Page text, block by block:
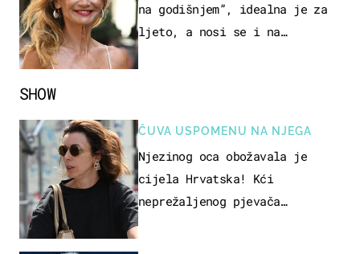
SHOW
ČUVA USPOMENU NA NJEGA
Njezinog oca obožavala je
cijela Hrvatska! Kći
neprežaljenog pjevača
na godišnjem”, idealna je za
ljeto, a nosi se i na